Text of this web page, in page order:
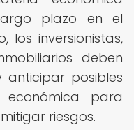
plazo en el
los inversionistas,
deben
anticipar posibles
para
riesgos.